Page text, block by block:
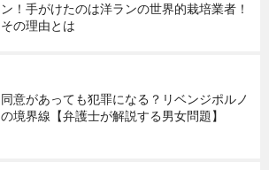
ン！手がけたのは洋ランの世界的栽培業者！
その理由とは
同意があっても犯罪になる？リベンジポルノ
の境界線【弁護士が解説する男女問題】